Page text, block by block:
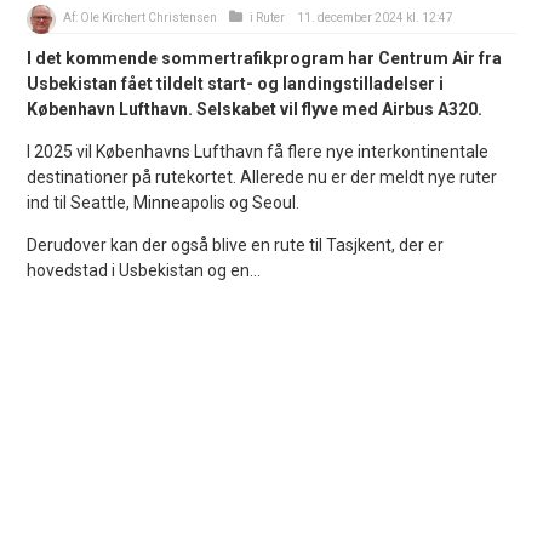
Af: Ole Kirchert Christensen i Ruter 11. december 2024 kl. 12:47
I det kommende sommertrafikprogram har Centrum Air fra
Usbekistan fået tildelt start- og landingstilladelser i
København Lufthavn. Selskabet vil flyve med Airbus A320.
I 2025 vil Københavns Lufthavn få flere nye interkontinentale
destinationer på rutekortet. Allerede nu er der meldt nye ruter
ind til Seattle, Minneapolis og Seoul.
Derudover kan der også blive en rute til Tasjkent, der er
hovedstad i Usbekistan og en...